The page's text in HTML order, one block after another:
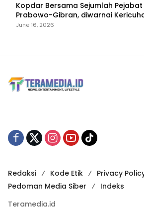
Kopdar Bersama Sejumlah
Prabowo-Gibran, diwarnai
June 16, 2026
Redaksi Kode Etik Privacy
Pedoman Media Siber
Indeks
Teramedia.id